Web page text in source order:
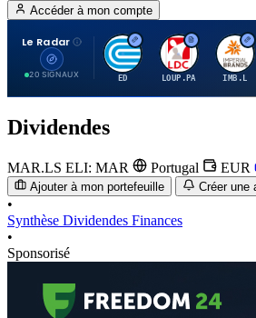
Accéder à mon compte
Le Radar
20 SIGNAUX
C
ED
L
LOUP.PA
I
IMB.L
Dividendes
MAR.LS ELI: MAR Portugal EUR
Ajouter à mon portefeuille Créer une
•
Synthèse Dividendes Finances
•
Sponsorisé